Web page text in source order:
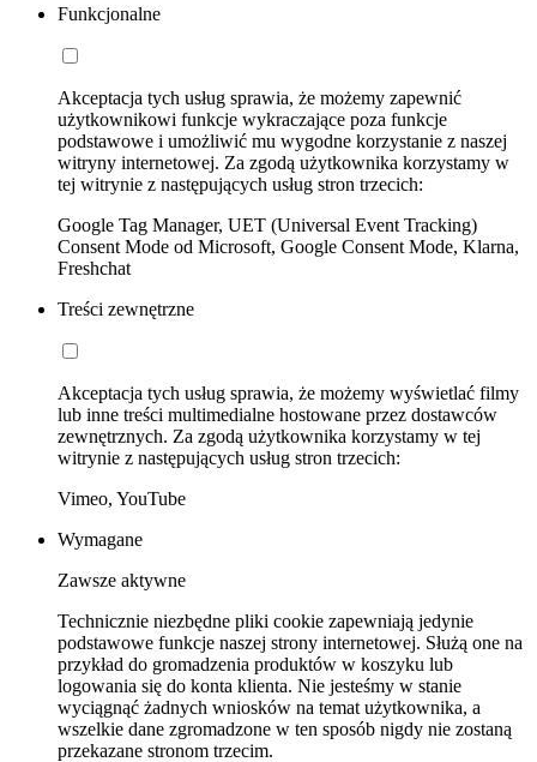
Funkcjonalne
Akceptacja tych usług sprawia, że możemy zapewnić
użytkownikowi funkcje wykraczające poza funkcje
podstawowe i umożliwić mu wygodne korzystanie z naszej
witryny internetowej. Za zgodą użytkownika korzystamy w
tej witrynie z następujących usług stron trzecich:
Google Tag Manager, UET (Universal Event Tracking)
Consent Mode od Microsoft, Google Consent Mode, Klarna,
Freshchat
Treści zewnętrzne
Akceptacja tych usług sprawia, że możemy wyświetlać filmy
lub inne treści multimedialne hostowane przez dostawców
zewnętrznych. Za zgodą użytkownika korzystamy w tej
witrynie z następujących usług stron trzecich:
Vimeo, YouTube
Wymagane
Zawsze aktywne
Technicznie niezbędne pliki cookie zapewniają jedynie
podstawowe funkcje naszej strony internetowej. Służą one na
przykład do gromadzenia produktów w koszyku lub
logowania się do konta klienta. Nie jesteśmy w stanie
wyciągnąć żadnych wniosków na temat użytkownika, a
wszelkie dane zgromadzone w ten sposób nigdy nie zostaną
przekazane stronom trzecim.